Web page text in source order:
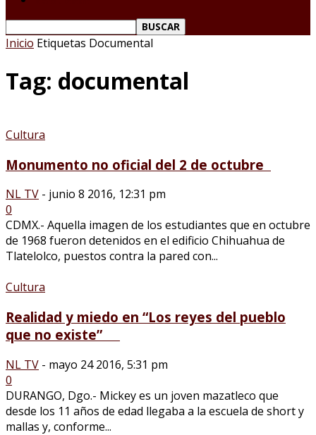
Inicio Etiquetas Documental
Tag: documental
Cultura
Monumento no oficial del 2 de octubre
NL TV - junio 8 2016, 12:31 pm
0
CDMX.- Aquella imagen de los estudiantes que en octubre
de 1968 fueron detenidos en el edificio Chihuahua de
Tlatelolco, puestos contra la pared con...
Cultura
Realidad y miedo en “Los reyes del pueblo
que no existe”
NL TV - mayo 24 2016, 5:31 pm
0
DURANGO, Dgo.- Mickey es un joven mazatleco que
desde los 11 años de edad llegaba a la escuela de short y
mallas y, conforme...